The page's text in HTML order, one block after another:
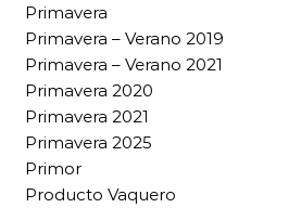
Primavera
Primavera – Verano 2019
Primavera – Verano 2021
Primavera 2020
Primavera 2021
Primavera 2025
Primor
Producto Vaquero